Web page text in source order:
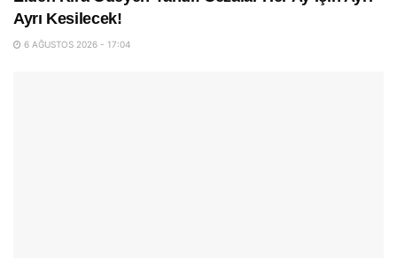
Ayrı Kesilecek!
6 AĞUSTOS 2026 - 17:04